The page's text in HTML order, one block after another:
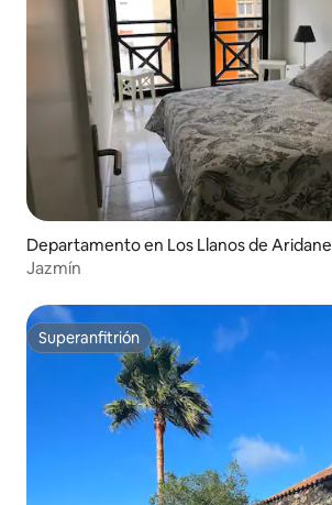
Departamento en Los Llanos de Aridane
Jazmín
Superanfitrión
Superanfitrión